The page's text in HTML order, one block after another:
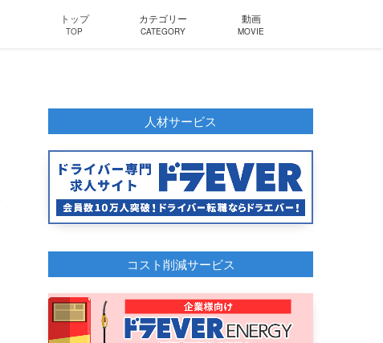
トップ
TOP
カテゴリー
CATEGORY
動画
MOVIE
人材サービス
コスト削減サービス